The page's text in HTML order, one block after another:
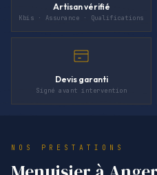
Artisan vérifié
Kbis · Assurance · Qualifications
Devis garanti
Signé avant intervention
NOS PRESTATIONS